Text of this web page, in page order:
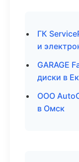
ГК
и
GARAGE
диски в
ООО
в Омск